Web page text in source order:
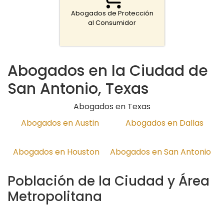
Abogados de Protección
al Consumidor
Abogados en la Ciudad de
San Antonio, Texas
Abogados en Texas
Abogados en Austin
Abogados en Dallas
Abogados en Houston Abogados en San Antonio
Población de la Ciudad y Área
Metropolitana